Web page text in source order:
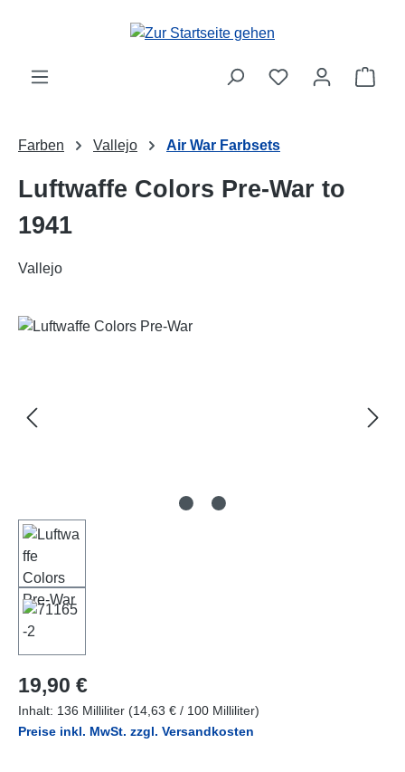
Zum Hauptinhalt springen
Farben Vallejo Air War Farbsets
Luftwaffe Colors Pre-War to
1941
Vallejo
Bildergalerie überspringen
Regulärer Preis:
19,90 €
Inhalt: 136 Milliliter (14,63 € / 100 Milliliter)
Preise inkl. MwSt. zzgl. Versandkosten